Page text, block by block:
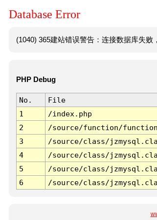
Database Error
(1040) 365建站错误警告：连接数据库失败
PHP Debug
No. File
1
/index.php
2
/source/function/
3
/source/class/
4
/source/class/
5
/source/class/
6
/source/class/